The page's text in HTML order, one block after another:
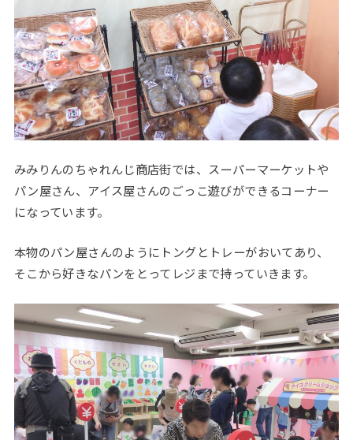
みみりんのちゃれんじ商店街では、スーパーマーケットや
パン屋さん、アイス屋さんのごっこ遊びができるコーナー
になっています。
本物のパン屋さんのようにトングとトレーがおいてあり、
そこから好きなパンをとってレジまで持っていきます。